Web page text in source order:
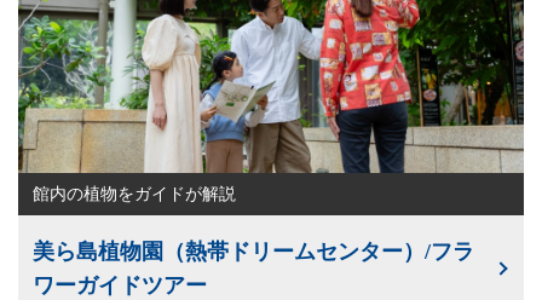
館内の植物をガイドが解説
美ら島植物園（熱帯ドリームセンター）/フラ
ワーガイドツアー